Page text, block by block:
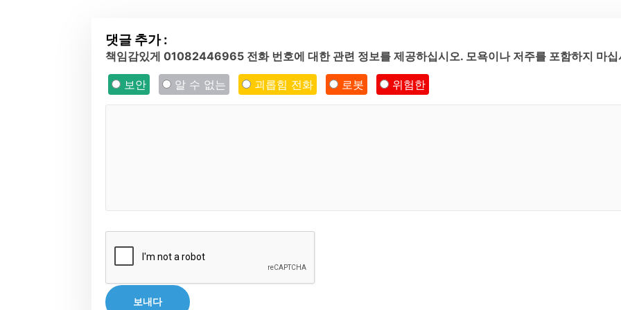
댓글 추가 :
책임감있게 01082446965 전화 번호에 대한 관련 정보를 제공하십시오. 모욕이나 저주를 포함하지 마십
보안 알 수 없는 괴롭힘 전화 로봇 위험한
보내다